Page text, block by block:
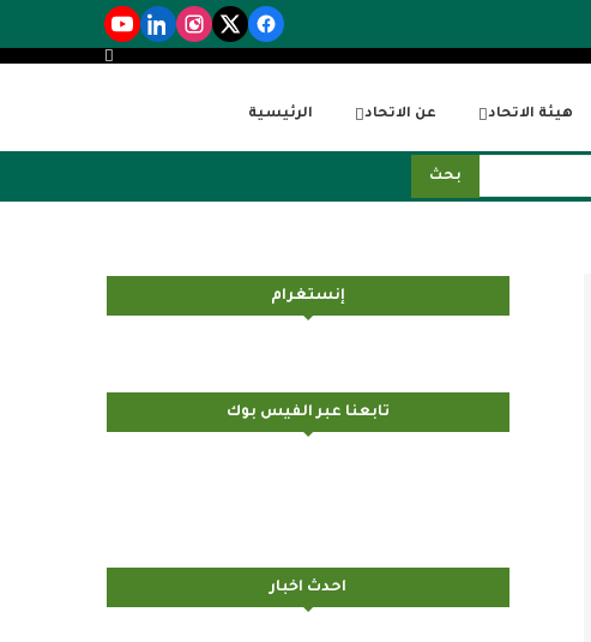
الرئيسية عن الاتحاد هيئة الاتحاد
بحث
إنستغرام
تابعنا عبر الفيس بوك
احدث اخبار